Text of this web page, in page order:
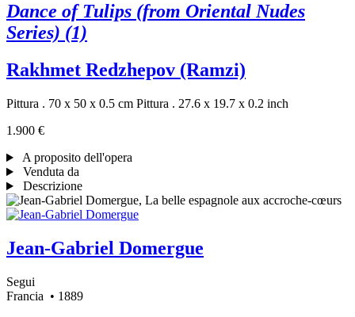
Dance of Tulips (from Oriental Nudes
Series) (1)
Rakhmet Redzhepov (Ramzi)
Pittura . 70 x 50 x 0.5 cm Pittura . 27.6 x 19.7 x 0.2 inch
1.900 €
A proposito dell'opera
Venduta da
Descrizione
Jean-Gabriel Domergue
Segui
Francia • 1889